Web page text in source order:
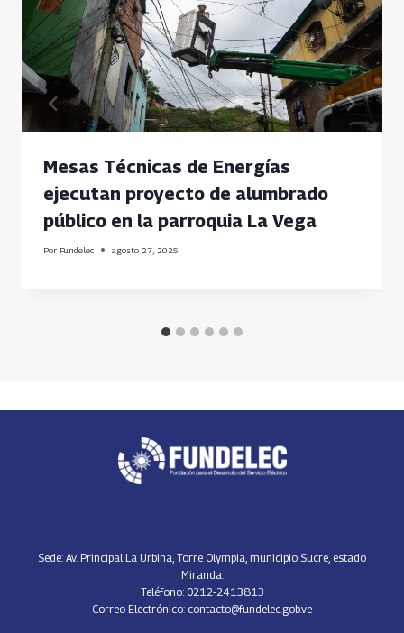
Mesas Técnicas de Energías
ejecutan proyecto de alumbrado
público en la parroquia La Vega
Por Fundelec agosto 27, 2025
Sede: Av. Principal La Urbina, Torre Olympia, municipio Sucre, estado
Miranda.
Teléfono: 0212-2413813
Correo Electrónico: contacto@fundelec.gob.ve